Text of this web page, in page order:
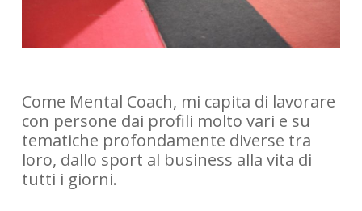
Come Mental Coach, mi capita di lavorare
con persone dai profili molto vari e su
tematiche profondamente diverse tra
loro, dallo sport al business alla vita di
tutti i giorni.